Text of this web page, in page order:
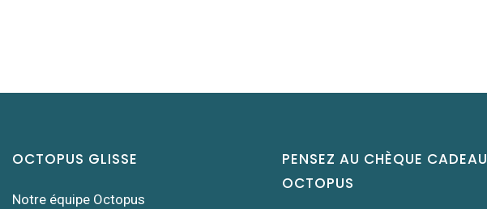
OCTOPUS GLISSE
Notre équipe Octopus
PENSEZ AU CHÈQUE CADEAU
OCTOPUS